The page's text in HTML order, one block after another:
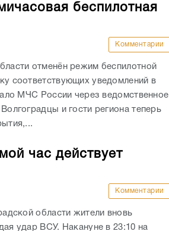
беспилотная
Комментарии
отменён режим беспилотной
соответствующих уведомлений в
МЧС России через ведомственное
и гости региона теперь
час действует
Комментарии
области жители вновь
удар ВСУ. Накануне в 23:10 на